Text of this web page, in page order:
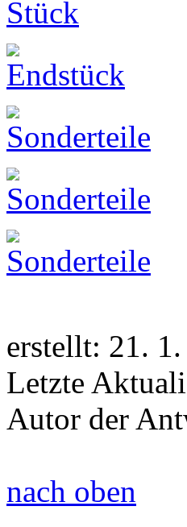
erstellt: 21.
Letzte
Autor der
nach oben